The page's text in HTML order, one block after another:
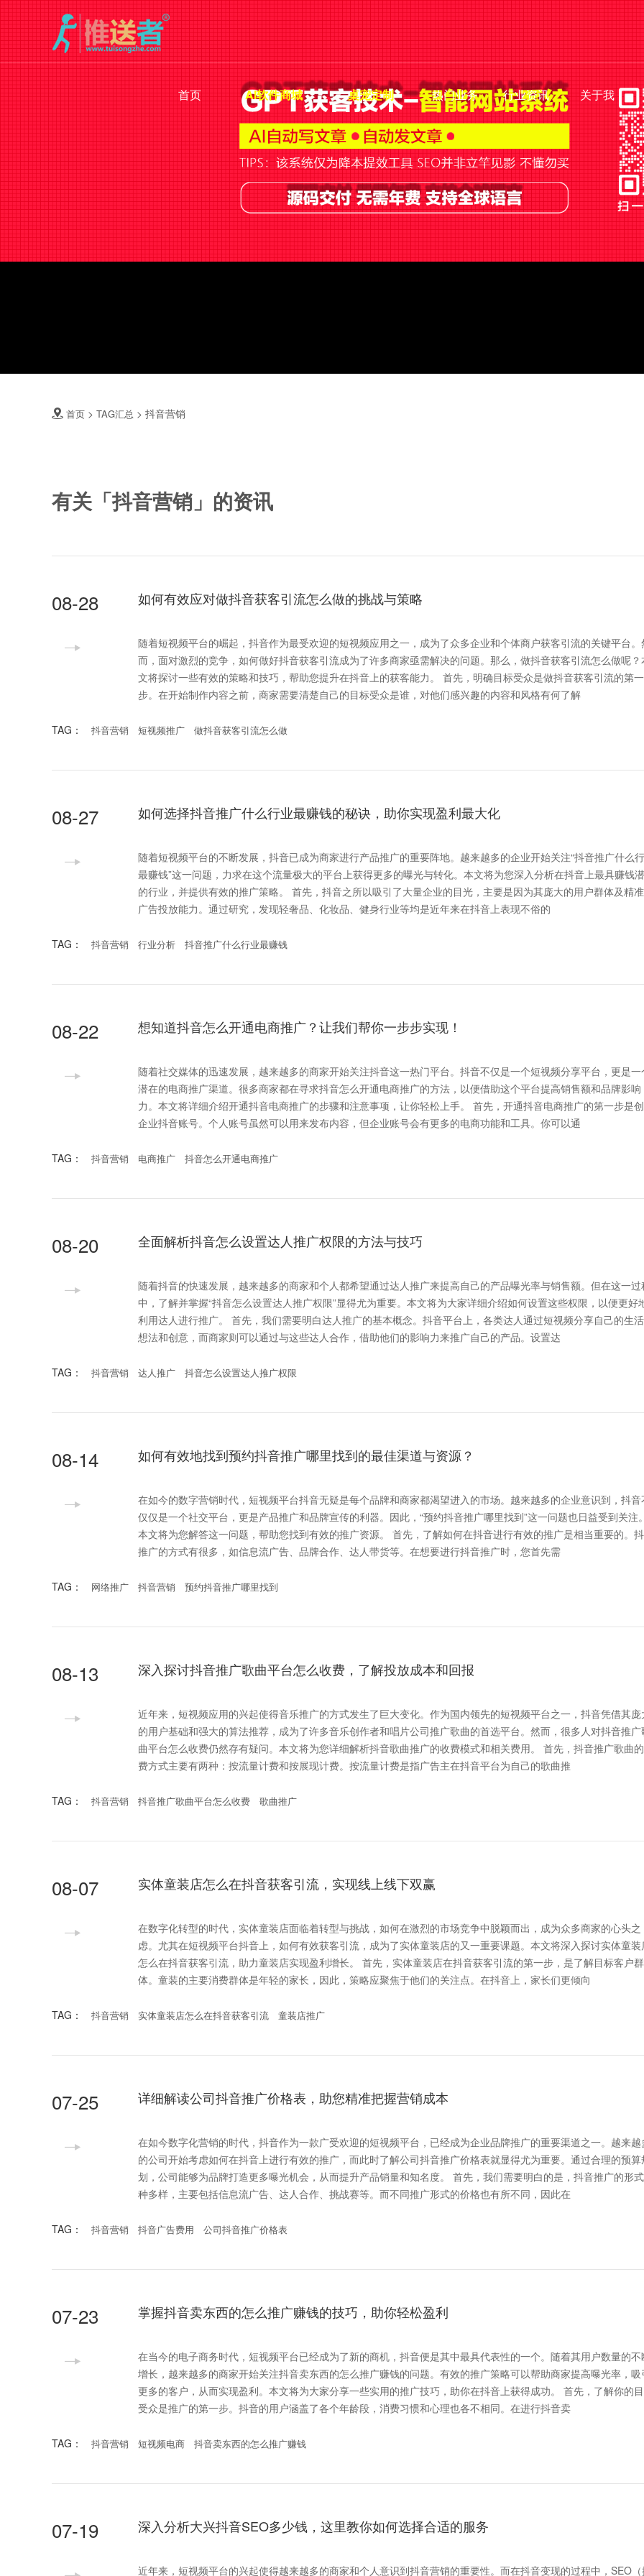
首页 AI软件商城 桌宠定制 热门业务 行业资讯 关于我
 首页 > TAG汇总 > 抖音营销
有关「抖音营销」的资讯
08-28 如何有效应对做抖音获客引流怎么做的挑战与策略
随着短视频平台的崛起，抖音作为最受欢迎的短视频应用之一，成为了众多企业和个体商户获客引流的关键平台。
而，面对激烈的竞争，如何做好抖音获客引流成为了许多商家亟需解决的问题。那么，做抖音获客引流怎么做呢？
文将探讨一些有效的策略和技巧，帮助您提升在抖音上的获客能力。 首先，明确目标受众是做抖音获客引流的第一
步。在开始制作内容之前，商家需要清楚自己的目标受众是谁，对他们感兴趣的内容和风格有何了解
TAG： 抖音营销 短视频推广 做抖音获客引流怎么做
08-27 如何选择抖音推广什么行业最赚钱的秘诀，助你实现盈利最大化
随着短视频平台的不断发展，抖音已成为商家进行产品推广的重要阵地。越来越多的企业开始关注“抖音推广什么
最赚钱”这一问题，力求在这个流量极大的平台上获得更多的曝光与转化。本文将为您深入分析在抖音上最具赚钱
的行业，并提供有效的推广策略。 首先，抖音之所以吸引了大量企业的目光，主要是因为其庞大的用户群体及精准的
广告投放能力。通过研究，发现轻奢品、化妆品、健身行业等均是近年来在抖音上表现不俗的
TAG： 抖音营销 行业分析 抖音推广什么行业最赚钱
08-22 想知道抖音怎么开通电商推广？让我们帮你一步步实现！
随着社交媒体的迅速发展，越来越多的商家开始关注抖音这一热门平台。抖音不仅是一个短视频分享平台，更是一
潜在的电商推广渠道。很多商家都在寻求抖音怎么开通电商推广的方法，以便借助这个平台提高销售额和品牌影响
力。本文将详细介绍开通抖音电商推广的步骤和注意事项，让你轻松上手。 首先，开通抖音电商推广的第一步是创建
企业抖音账号。个人账号虽然可以用来发布内容，但企业账号会有更多的电商功能和工具。你可以通
TAG： 抖音营销 电商推广 抖音怎么开通电商推广
08-20 全面解析抖音怎么设置达人推广权限的方法与技巧
随着抖音的快速发展，越来越多的商家和个人都希望通过达人推广来提高自己的产品曝光率与销售额。但在这一过
中，了解并掌握“抖音怎么设置达人推广权限”显得尤为重要。本文将为大家详细介绍如何设置这些权限，以便更好
利用达人进行推广。 首先，我们需要明白达人推广的基本概念。抖音平台上，各类达人通过短视频分享自己的生活、
想法和创意，而商家则可以通过与这些达人合作，借助他们的影响力来推广自己的产品。设置达
TAG： 抖音营销 达人推广 抖音怎么设置达人推广权限
08-14 如何有效地找到预约抖音推广哪里找到的最佳渠道与资源？
在如今的数字营销时代，短视频平台抖音无疑是每个品牌和商家都渴望进入的市场。越来越多的企业意识到，抖音
仅仅是一个社交平台，更是产品推广和品牌宣传的利器。因此，“预约抖音推广哪里找到”这一问题也日益受到关注
本文将为您解答这一问题，帮助您找到有效的推广资源。 首先，了解如何在抖音进行有效的推广是相当重要的。抖音
推广的方式有很多，如信息流广告、品牌合作、达人带货等。在想要进行抖音推广时，您首先需
TAG： 网络推广 抖音营销 预约抖音推广哪里找到
08-13 深入探讨抖音推广歌曲平台怎么收费，了解投放成本和回报
近年来，短视频应用的兴起使得音乐推广的方式发生了巨大变化。作为国内领先的短视频平台之一，抖音凭借其庞
的用户基础和强大的算法推荐，成为了许多音乐创作者和唱片公司推广歌曲的首选平台。然而，很多人对抖音推广
曲平台怎么收费仍然存有疑问。本文将为您详细解析抖音歌曲推广的收费模式和相关费用。 首先，抖音推广歌曲的收
费方式主要有两种：按流量计费和按展现计费。按流量计费是指广告主在抖音平台为自己的歌曲推
TAG： 抖音营销 抖音推广歌曲平台怎么收费 歌曲推广
08-07 实体童装店怎么在抖音获客引流，实现线上线下双赢
在数字化转型的时代，实体童装店面临着转型与挑战，如何在激烈的市场竞争中脱颖而出，成为众多商家的心头之
虑。尤其在短视频平台抖音上，如何有效获客引流，成为了实体童装店的又一重要课题。本文将深入探讨实体童装
怎么在抖音获客引流，助力童装店实现盈利增长。 首先，实体童装店在抖音获客引流的第一步，是了解目标客户群
体。童装的主要消费群体是年轻的家长，因此，策略应聚焦于他们的关注点。在抖音上，家长们更倾向
TAG： 抖音营销 实体童装店怎么在抖音获客引流 童装店推广
07-25 详细解读公司抖音推广价格表，助您精准把握营销成本
在如今数字化营销的时代，抖音作为一款广受欢迎的短视频平台，已经成为企业品牌推广的重要渠道之一。越来越
的公司开始考虑如何在抖音上进行有效的推广，而此时了解公司抖音推广价格表就显得尤为重要。通过合理的预算
划，公司能够为品牌打造更多曝光机会，从而提升产品销量和知名度。 首先，我们需要明白的是，抖音推广的形式多
种多样，主要包括信息流广告、达人合作、挑战赛等。而不同推广形式的价格也有所不同，因此在
TAG： 抖音营销 抖音广告费用 公司抖音推广价格表
07-23 掌握抖音卖东西的怎么推广赚钱的技巧，助你轻松盈利
在当今的电子商务时代，短视频平台已经成为了新的商机，抖音便是其中最具代表性的一个。随着其用户数量的不
增长，越来越多的商家开始关注抖音卖东西的怎么推广赚钱的问题。有效的推广策略可以帮助商家提高曝光率，吸
更多的客户，从而实现盈利。本文将为大家分享一些实用的推广技巧，助你在抖音上获得成功。 首先，了解你的目标
受众是推广的第一步。抖音的用户涵盖了各个年龄段，消费习惯和心理也各不相同。在进行抖音卖
TAG： 抖音营销 短视频电商 抖音卖东西的怎么推广赚钱
07-19 深入分析大兴抖音SEO多少钱，这里教你如何选择合适的服务
近年来，短视频平台的兴起使得越来越多的商家和个人意识到抖音营销的重要性。而在抖音变现的过程中，SEO